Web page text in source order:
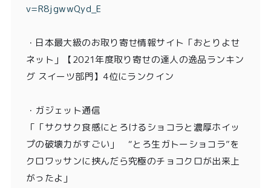
v=R8jgwwQyd_E
・日本最大級のお取り寄せ情報サイト「おとりよせ
ネット」【2021年度取り寄せの達人の逸品ランキン
グ スイーツ部門】4位にランクイン
・ガジェット通信
「「サクサク食感にとろけるショコラと濃厚ホイッ
プの破壊力がすごい」 “とろ生ガトーショコラ”を
クロワッサンに挟んだら究極のチョコクロが出来上
がったよ」